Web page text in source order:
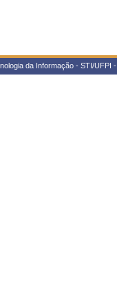
da Informação - STI/UFPI